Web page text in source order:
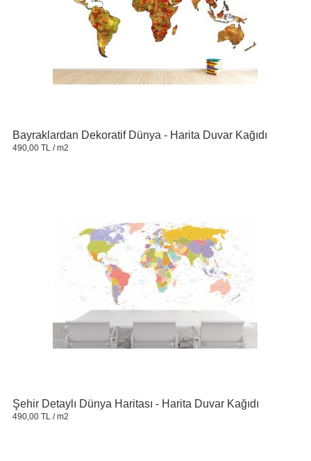
Bayraklardan Dekoratif Dünya - Harita Duvar Kağıdı
490,00 TL / m2
Şehir Detaylı Dünya Haritası - Harita Duvar Kağıdı
490,00 TL / m2